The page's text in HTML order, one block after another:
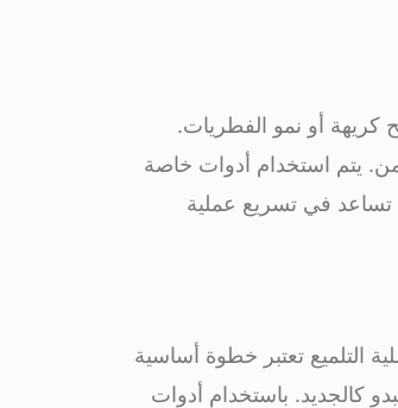
كريهة أو نمو الفطريات.
يتم استخدام أدوات خاصة
تساعد في تسريع عملية
التلميع تعتبر خطوة أساسية
كالجديد. باستخدام أدوات